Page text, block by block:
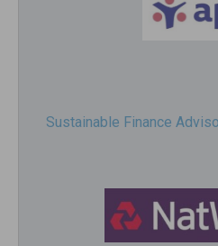
Sustainable Finance